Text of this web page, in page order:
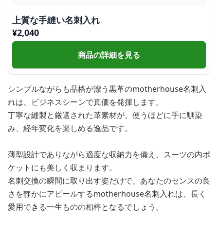
上質な手縫い名刺入れ
¥2,040
商品の詳細を見る
シンプルながらも品格が漂う黒革のmotherhouse名刺入
れは、ビジネスシーンで真価を発揮します。
丁寧な縫製と厳選された革素材が、使うほどに手に馴染
み、経年変化を楽しめる逸品です。
薄型設計でありながら適度な収納力を備え、スーツの内ポ
ケットにも美しく収まります。
名刺交換の瞬間に取り出す姿だけで、あなたのセンスの良
さを静かにアピールするmotherhouse名刺入れは、長く
愛用できる一生ものの相棒となるでしょう。